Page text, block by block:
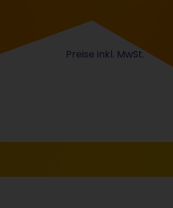
Preise inkl. MwSt.